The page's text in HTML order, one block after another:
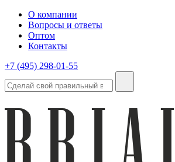
О компании
Вопросы и ответы
Оптом
Контакты
+7 (495) 298-01-55